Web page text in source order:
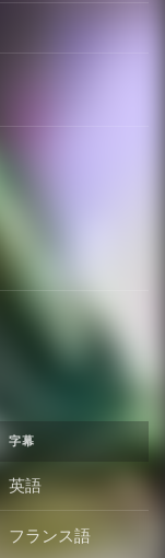
字幕
英語
フランス語